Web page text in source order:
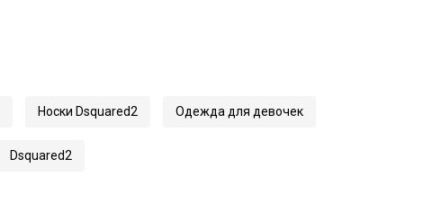
Носки Dsquared2 Одежда для девочек
Dsquared2